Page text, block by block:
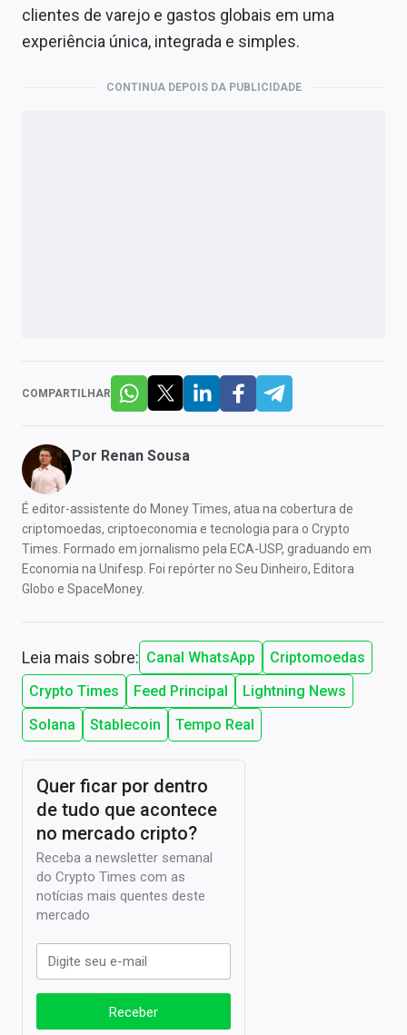
clientes de varejo e gastos globais em uma
experiência única, integrada e simples.
CONTINUA DEPOIS DA PUBLICIDADE
COMPARTILHAR
Por Renan Sousa
É editor-assistente do Money Times, atua na cobertura de
criptomoedas, criptoeconomia e tecnologia para o Crypto
Times. Formado em jornalismo pela ECA-USP, graduando em
Economia na Unifesp. Foi repórter no Seu Dinheiro, Editora
Globo e SpaceMoney.
Leia mais sobre: Canal WhatsApp
Criptomoedas
Crypto Times
Feed Principal
Lightning News
Solana
Stablecoin Tempo Real
Quer ficar por dentro
de tudo que acontece
no mercado cripto?
Receba a newsletter semanal
do Crypto Times com as
notícias mais quentes deste
mercado